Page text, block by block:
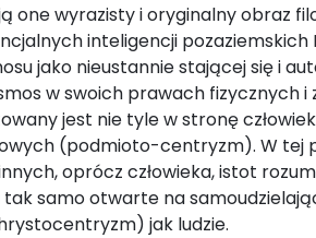
one wyrazisty i oryginalny obraz
inteligencji
jako nieustannie stającej się i
w swoich prawach fizycznych
jest nie tyle w stronę
(podmioto-centryzm). W tej
oprócz człowieka, istot
tak samo otwarte na
jak ludzie.